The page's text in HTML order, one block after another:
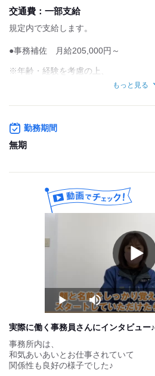
交通費： 一部支給
規定内で支給します。
●事務補佐 月給205,000円～
※年齢・経験を考慮の上、
社内規定により決定します。
■賞与（年2回）
■給与改定（年2回）
もっと見る
勤務期間
無期
Play
Video
Play Mute
実際に働く事務員さんにインタビュー♪
事務所内は、
和気あいあいとお仕事されていて
関係性も良好の様子でした♪